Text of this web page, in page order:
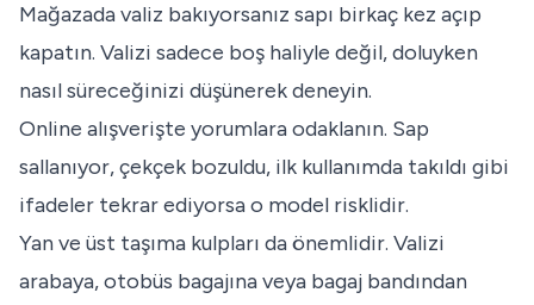
Mağazada valiz bakıyorsanız sapı birkaç kez açıp
kapatın. Valizi sadece boş haliyle değil, doluyken
nasıl süreceğinizi düşünerek deneyin.
Online alışverişte yorumlara odaklanın. Sap
sallanıyor, çekçek bozuldu, ilk kullanımda takıldı gibi
ifadeler tekrar ediyorsa o model risklidir.
Yan ve üst taşıma kulpları da önemlidir. Valizi
arabaya, otobüs bagajına veya bagaj bandından